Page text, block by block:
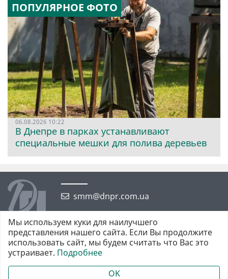
ПОПУЛЯРНОЕ ФОТО
06.08.2026 10:22
В Днепре в парках устанавливают
специальные мешки для полива деревьев
smm@dnpr.com.ua
©2026 https://dnpr.com.ua Дніпровська порадниця
Всі права захищені. При повному або частковому використанні
матеріалів обов'язкове активне гіперпосилання у першому абзаці.
Мы используем куки для наилучшего
представления нашего сайта. Если Вы продолжите
использовать сайт, мы будем считать что Вас это
устраивает. Подробнее
OK